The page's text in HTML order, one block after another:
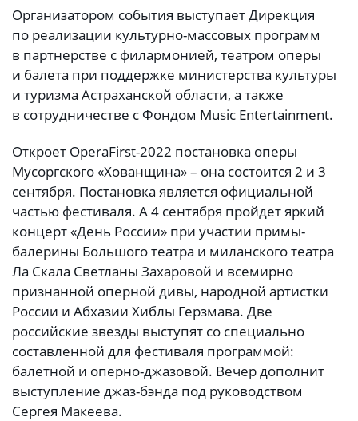
Организатором события выступает Дирекция
по реализации культурно-массовых программ
в партнерстве с филармонией, театром оперы
и балета при поддержке министерства культуры
и туризма Астраханской области, а также
в сотрудничестве с Фондом Music Entertainment.
Откроет OperaFirst-2022 постановка оперы
Мусоргского «Хованщина» – она состоится 2 и 3
сентября. Постановка является официальной
частью фестиваля. А 4 сентября пройдет яркий
концерт «День России» при участии примы-
балерины Большого театра и миланского театра
Ла Скала Светланы Захаровой и всемирно
признанной оперной дивы, народной артистки
России и Абхазии Хиблы Герзмава. Две
российские звезды выступят со специально
составленной для фестиваля программой:
балетной и оперно-джазовой. Вечер дополнит
выступление джаз-бэнда под руководством
Сергея Макеева.